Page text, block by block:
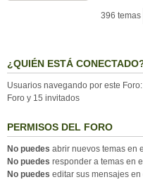
396 temas
¿QUIÉN ESTÁ
Usuarios navegando por este
Foro y 15 invitados
PERMISOS DEL FORO
No puedes abrir nuevos temas en
No puedes responder a temas en
No puedes editar sus mensajes en